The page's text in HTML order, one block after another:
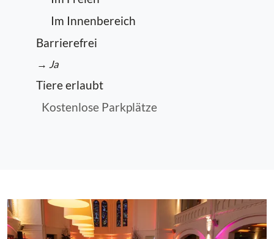
Im Innenbereich
Barrierefrei
→ Ja
Tiere erlaubt
Kostenlose Parkplätze